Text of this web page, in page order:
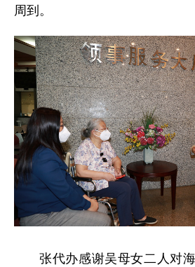
周到。
张代办感谢吴母女二人对